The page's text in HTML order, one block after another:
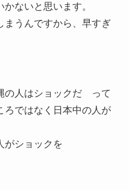
ないと思います。
まうんですから、早すぎ
の人はショックだ って
ろではなく日本中の人が
がショックを